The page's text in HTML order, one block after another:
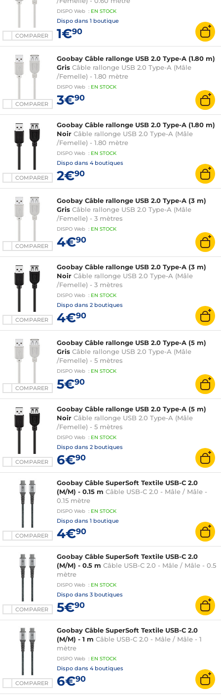
COMPARER
DISPO Web : EN STOCK
Dispo dans 1 boutique
1€90
COMPARER
Goobay Câble rallonge USB 2.0 Type-A (1.80 m)
Gris Câble rallonge USB 2.0 Type-A (Mâle
/Femelle) - 1.80 mètre
DISPO Web : EN STOCK
3€90
COMPARER
Goobay Câble rallonge USB 2.0 Type-A (1.80 m)
Noir Câble rallonge USB 2.0 Type-A (Mâle
/Femelle) - 1.80 mètre
DISPO Web : EN STOCK
Dispo dans 4 boutiques
2€90
COMPARER
Goobay Câble rallonge USB 2.0 Type-A (3 m)
Gris Câble rallonge USB 2.0 Type-A (Mâle
/Femelle) - 3 mètres
DISPO Web : EN STOCK
4€90
COMPARER
Goobay Câble rallonge USB 2.0 Type-A (3 m)
Noir Câble rallonge USB 2.0 Type-A (Mâle
/Femelle) - 3 mètres
DISPO Web : EN STOCK
Dispo dans 2 boutiques
4€90
COMPARER
Goobay Câble rallonge USB 2.0 Type-A (5 m)
Gris Câble rallonge USB 2.0 Type-A (Mâle
/Femelle) - 5 mètres
DISPO Web : EN STOCK
5€90
COMPARER
Goobay Câble rallonge USB 2.0 Type-A (5 m)
Noir Câble rallonge USB 2.0 Type-A (Mâle
/Femelle) - 5 mètres
DISPO Web : EN STOCK
Dispo dans 2 boutiques
6€90
COMPARER
Goobay Câble SuperSoft Textile USB-C 2.0
(M/M) - 0.15 m Câble USB-C 2.0 - Mâle / Mâle -
0.15 mètre
DISPO Web : EN STOCK
Dispo dans 1 boutique
4€90
COMPARER
Goobay Câble SuperSoft Textile USB-C 2.0
(M/M) - 0.5 m Câble USB-C 2.0 - Mâle / Mâle - 0.5
mètre
DISPO Web : EN STOCK
Dispo dans 3 boutiques
5€90
COMPARER
Goobay Câble SuperSoft Textile USB-C 2.0
(M/M) - 1 m Câble USB-C 2.0 - Mâle / Mâle - 1
mètre
DISPO Web : EN STOCK
Dispo dans 4 boutiques
6€90